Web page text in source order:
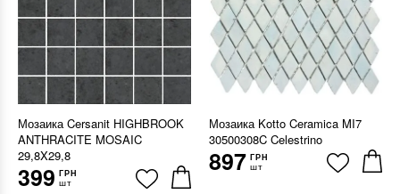
Мозаика Cersanit HIGHBROOK
ANTHRACITE MOSAIC
29,8X29,8
399 ГРН
шт
Мозаика Kotto Ceramica MI7
30500308C Celestrino
897 ГРН
шт